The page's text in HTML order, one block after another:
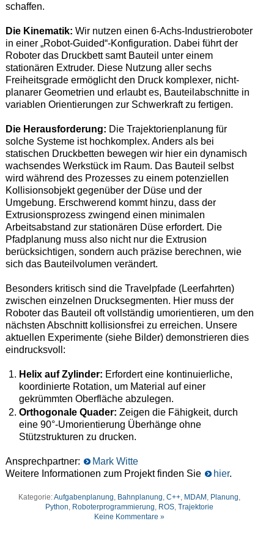
schaffen.
Die Kinematik: Wir nutzen einen 6-Achs-Industrieroboter
in einer „Robot-Guided“-Konfiguration. Dabei führt der
Roboter das Druckbett samt Bauteil unter einem
stationären Extruder. Diese Nutzung aller sechs
Freiheitsgrade ermöglicht den Druck komplexer, nicht-
planarer Geometrien und erlaubt es, Bauteilabschnitte in
variablen Orientierungen zur Schwerkraft zu fertigen.
Die Herausforderung: Die Trajektorienplanung für
solche Systeme ist hochkomplex. Anders als bei
statischen Druckbetten bewegen wir hier ein dynamisch
wachsendes Werkstück im Raum. Das Bauteil selbst
wird während des Prozesses zu einem potenziellen
Kollisionsobjekt gegenüber der Düse und der
Umgebung. Erschwerend kommt hinzu, dass der
Extrusionsprozess zwingend einen minimalen
Arbeitsabstand zur stationären Düse erfordert. Die
Pfadplanung muss also nicht nur die Extrusion
berücksichtigen, sondern auch präzise berechnen, wie
sich das Bauteilvolumen verändert.
Besonders kritisch sind die Travelpfade (Leerfahrten)
zwischen einzelnen Drucksegmenten. Hier muss der
Roboter das Bauteil oft vollständig umorientieren, um den
nächsten Abschnitt kollisionsfrei zu erreichen. Unsere
aktuellen Experimente (siehe Bilder) demonstrieren dies
eindrucksvoll:
Helix auf Zylinder: Erfordert eine kontinuierliche,
koordinierte Rotation, um Material auf einer
gekrümmten Oberfläche abzulegen.
Orthogonale Quader: Zeigen die Fähigkeit, durch
eine 90°-Umorientierung Überhänge ohne
Stützstrukturen zu drucken.
Ansprechpartner:
Mark Witte
Weitere Informationen zum Projekt finden Sie
hier.
Kategorie:Aufgabenplanung, Bahnplanung,C++, MDAM, Planung,
Python, Roboterprogrammierung, ROS,Trajektorie
Keine Kommentare »